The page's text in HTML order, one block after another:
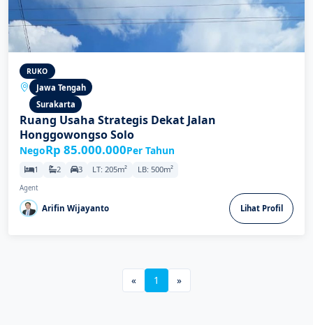
RUKO
Jawa Tengah
Surakarta
Ruang Usaha Strategis Dekat Jalan
Honggowongso Solo
NegoRp 85.000.000Per Tahun
1 2 3 LT: 205m² LB: 500m²
Agent
Arifin Wijayanto Lihat Profil
« 1 »